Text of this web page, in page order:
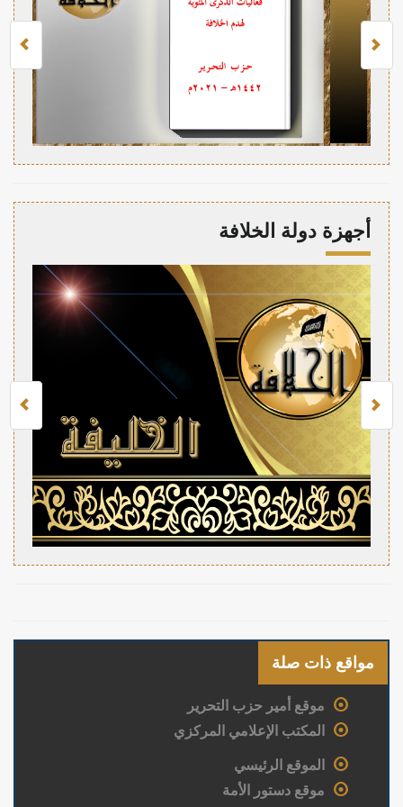
أجهزة دولة الخلافة
مواقع ذات صلة
موقع أمير حزب التحرير
المكتب الإعلامي المركزي
الموقع الرئيسي
موقع دستور الأمة